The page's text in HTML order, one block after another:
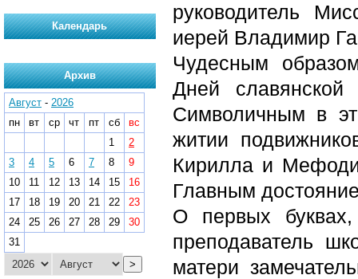
руководитель
иерей Владимир
Чудесным
Дней
Символичным в
житии
Кирилла и
Главным
О первых
преподаватель
матери
Календарь
Архив
Август - 2026
пн
вт ср чт пт сб
вс
1
2
3
4 5 6 7 8
9
10
11 12 13 14 15
16
17
18 19 20 21 22
23
24
25 26 27 28 29
30
31
>